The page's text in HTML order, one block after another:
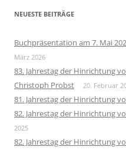
NEUESTE BEITRÄGE
Buchpräsentation am 7. Mai
März 2026
83. Jahrestag der Hinrichtung
Christoph Probst
20. Februar
81. Jahrestag der Hinrichtung
82. Jahrestag der Hinrichtung
2025
82. Jahrestag der Hinrichtung